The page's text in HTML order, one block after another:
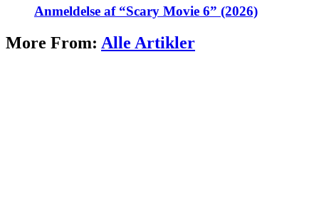
Anmeldelse af “Scary Movie 6” (2026)
More From: Alle Artikler